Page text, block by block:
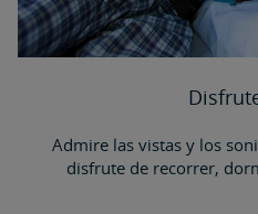
Admire las vistas y los
disfrute de recorrer,